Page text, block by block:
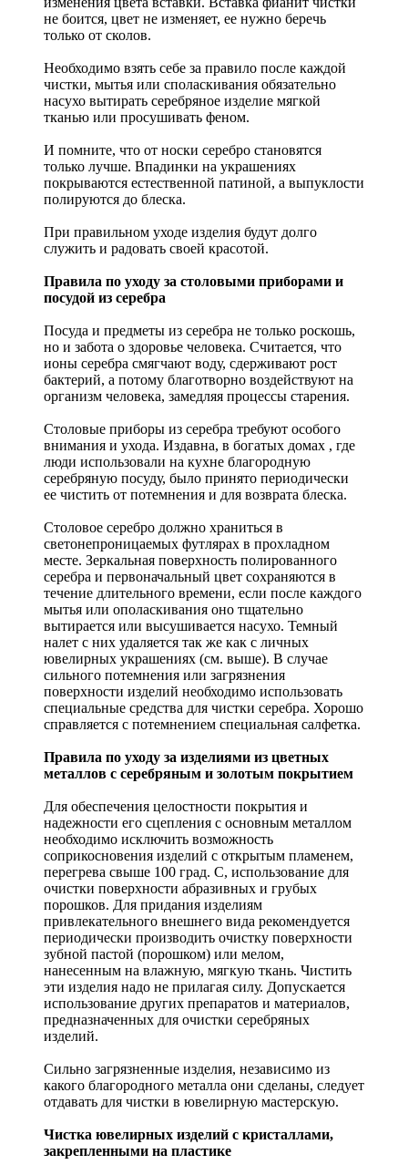
не боится, цвет не изменяет, ее нужно беречь
только от сколов.
Необходимо взять себе за правило после каждой
чистки, мытья или споласкивания обязательно
насухо вытирать серебряное изделие мягкой
тканью или просушивать феном.
И помните, что от носки серебро становятся
только лучше. Впадинки на украшениях
покрываются естественной патиной, а выпуклости
полируются до блеска.
При правильном уходе изделия будут долго
служить и радовать своей красотой.
Правила по уходу за столовыми приборами и
посудой из серебра
Посуда и предметы из серебра не только роскошь,
но и забота о здоровье человека. Считается, что
ионы серебра смягчают воду, сдерживают рост
бактерий, а потому благотворно воздействуют на
организм человека, замедляя процессы старения.
Столовые приборы из серебра требуют особого
внимания и ухода. Издавна, в богатых домах , где
люди использовали на кухне благородную
серебряную посуду, было принято периодически
ее чистить от потемнения и для возврата блеска.
Столовое серебро должно храниться в
светонепроницаемых футлярах в прохладном
месте. Зеркальная поверхность полированного
серебра и первоначальный цвет сохраняются в
течение длительного времени, если после каждого
мытья или ополаскивания оно тщательно
вытирается или высушивается насухо. Темный
налет с них удаляется так же как с личных
ювелирных украшениях (см. выше). В случае
сильного потемнения или загрязнения
поверхности изделий необходимо использовать
специальные средства для чистки серебра. Хорошо
справляется с потемнением специальная салфетка.
Правила по уходу за изделиями из цветных
металлов с серебряным и золотым покрытием
Для обеспечения целостности покрытия и
надежности его сцепления с основным металлом
необходимо исключить возможность
соприкосновения изделий с открытым пламенем,
перегрева свыше 100 град. С, использование для
очистки поверхности абразивных и грубых
порошков. Для придания изделиям
привлекательного внешнего вида рекомендуется
периодически производить очистку поверхности
зубной пастой (порошком) или мелом,
нанесенным на влажную, мягкую ткань. Чистить
эти изделия надо не прилагая силу. Допускается
использование других препаратов и материалов,
предназначенных для очистки серебряных
изделий.
Сильно загрязненные изделия, независимо из
какого благородного металла они сделаны, следует
отдавать для чистки в ювелирную мастерскую.
Чистка ювелирных изделий с кристаллами,
закрепленными на пластике